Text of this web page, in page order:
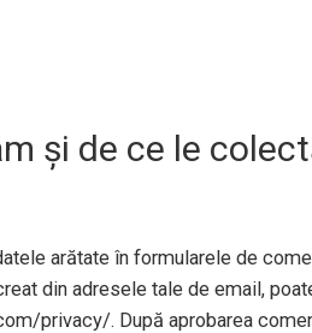
și de ce le
arătate în formularele de
din adresele tale de email,
privacy/. După aprobarea